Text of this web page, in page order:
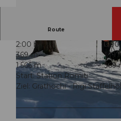
© Beat Brechbühl, Gäste-Service Rigi
Route
2:00 h
369 m
1.566 m
369
Start: Station Romiti
Ziel: Grathöchi - Rigi